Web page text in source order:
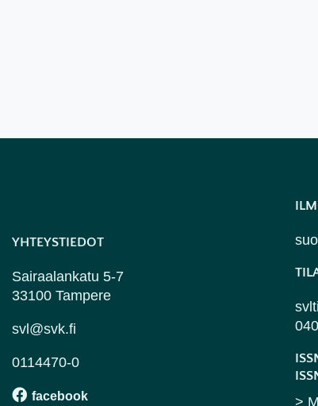
YHTEYSTIEDOT
Sairaalankatu 5-7
33100 Tampere
svl@svk.fi
0114470-0
>